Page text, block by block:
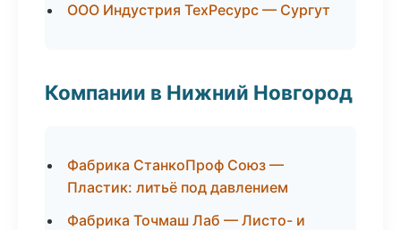
ООО Индустрия ТехРесурс — Сургут
Компании в Нижний Новгород
Фабрика СтанкоПроф Союз —
Пластик: литьё под давлением
Фабрика Точмаш Лаб — Листо- и